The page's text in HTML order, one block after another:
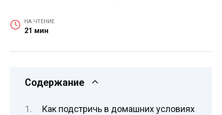
НА ЧТЕНИЕ
21 мин
Содержание
Как подстричь в домашних условиях